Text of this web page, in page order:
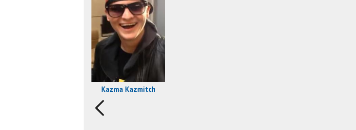
Kazma Kazmitch